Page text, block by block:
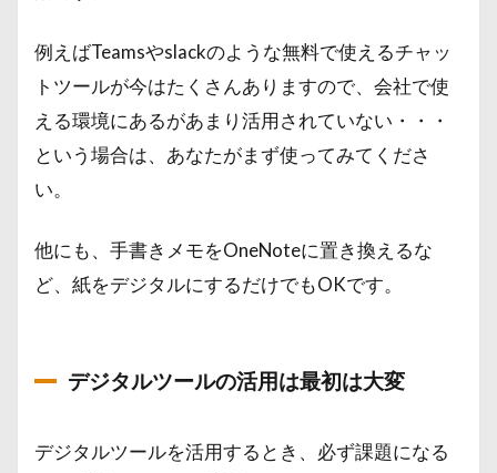
例えばTeamsやslackのような無料で使えるチャッ
トツールが今はたくさんありますので、会社で使
える環境にあるがあまり活用されていない・・・
という場合は、あなたがまず使ってみてくださ
い。
他にも、手書きメモをOneNoteに置き換えるな
ど、紙をデジタルにするだけでもOKです。
デジタルツールの活用は最初は大変
デジタルツールを活用するとき、必ず課題になる